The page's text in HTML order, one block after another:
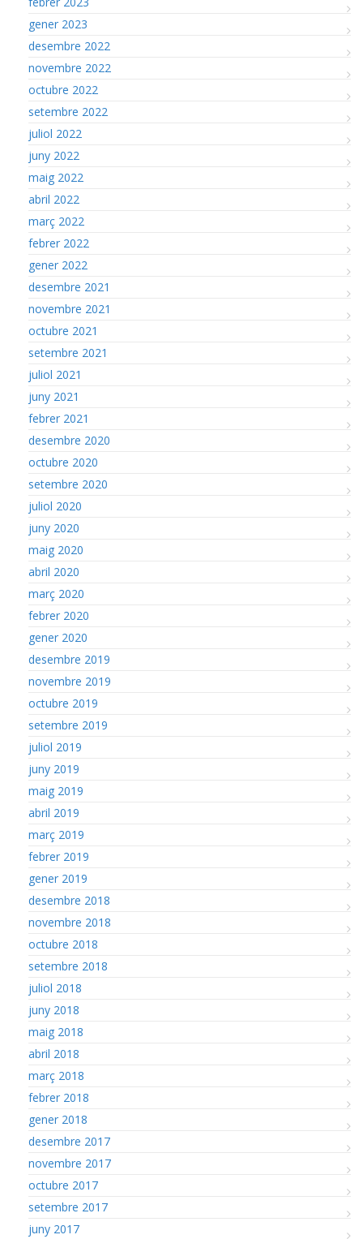
gener 2023
desembre 2022
novembre 2022
octubre 2022
setembre 2022
juliol 2022
juny 2022
maig 2022
abril 2022
març 2022
febrer 2022
gener 2022
desembre 2021
novembre 2021
octubre 2021
setembre 2021
juliol 2021
juny 2021
febrer 2021
desembre 2020
octubre 2020
setembre 2020
juliol 2020
juny 2020
maig 2020
abril 2020
març 2020
febrer 2020
gener 2020
desembre 2019
novembre 2019
octubre 2019
setembre 2019
juliol 2019
juny 2019
maig 2019
abril 2019
març 2019
febrer 2019
gener 2019
desembre 2018
novembre 2018
octubre 2018
setembre 2018
juliol 2018
juny 2018
maig 2018
abril 2018
març 2018
febrer 2018
gener 2018
desembre 2017
novembre 2017
octubre 2017
setembre 2017
juny 2017